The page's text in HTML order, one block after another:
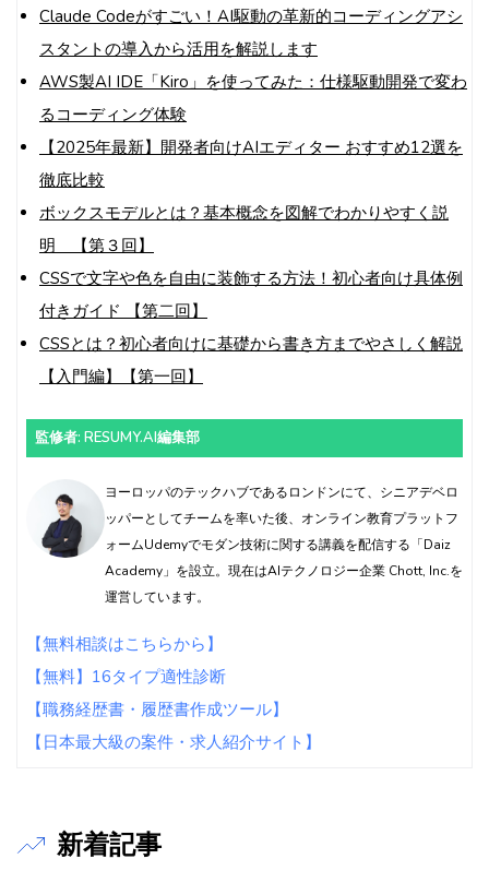
Claude Codeがすごい！AI駆動の革新的コーディングアシ
スタントの導入から活用を解説します
AWS製AI IDE「Kiro」を使ってみた：仕様駆動開発で変わ
るコーディング体験
【2025年最新】開発者向けAIエディター おすすめ12選を
徹底比較
ボックスモデルとは？基本概念を図解でわかりやすく説
明 【第３回】
CSSで文字や色を自由に装飾する方法！初心者向け具体例
付きガイド 【第二回】
CSSとは？初心者向けに基礎から書き方までやさしく解説
【入門編】【第一回】
監修者: RESUMY.AI編集部
ヨーロッパのテックハブであるロンドンにて、シニアデベロ
ッパーとしてチームを率いた後、オンライン教育プラットフ
ォームUdemyでモダン技術に関する講義を配信する「Daiz
Academy」を設立。現在はAIテクノロジー企業 Chott, Inc.を
運営しています。
【無料相談はこちらから】
【無料】16タイプ適性診断
【職務経歴書・履歴書作成ツール】
【日本最大級の案件・求人紹介サイト】
新着記事